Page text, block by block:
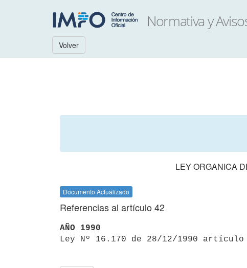
Volver
LEY ORGANICA
Documento Actualizado
Referencias al artículo 42
AÑO 1990
Ley Nº 16.170 de 28/12/1990 artículo